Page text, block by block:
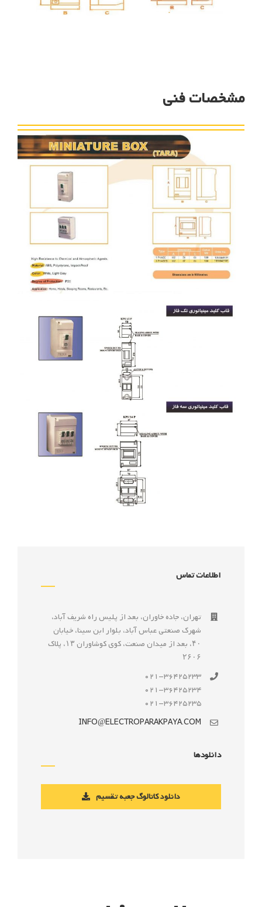
مشخصات فنی
اطلاعات تماس
تهران، جاده خاوران، بعد از پليس راه شريف آباد،
شهرک صنعتى عباس آباد، بلوار ابن سينا، خيابان
۴۰، بعد از ميدان صنعت، كوی كوشاوران ۱۳، پلاک
۲۶۰۶
021-36425233
021-36425234
021-36425235
INFO@ELECTROPARAKPAYA.COM
دانلودها
دانلود کاتالوگ جعبه تقسیم